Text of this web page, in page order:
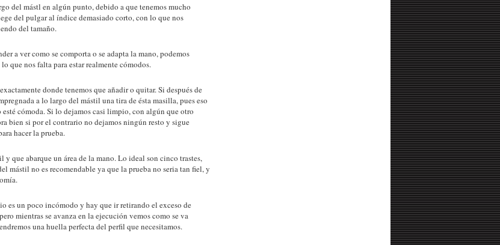
del mástl en algún punto, debido a que tenemos mucho
del pulgar al índice demasiado corto, con lo que nos
del tamaño.
a ver como se comporta o se adapta la mano, podemos
que nos falta para estar realmente cómodos.
donde tenemos que añadir o quitar. Si después de
a lo largo del mástil una tira de ésta masilla, pues eso
cómoda. Si lo dejamos casi limpio, con algún que otro
bien si por el contrario no dejamos ningún resto y sigue
hacer la prueba.
que abarque un área de la mano. Lo ideal son cinco trastes,
mástil no es recomendable ya que la prueba no seria tan fiel, y
es un poco incómodo y hay que ir retirando el exceso de
mientras se avanza en la ejecución vemos como se va
una huella perfecta del perfil que necesitamos.